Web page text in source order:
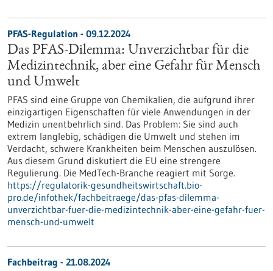
PFAS-Regulation - 09.12.2024
Das PFAS-Dilemma: Unverzichtbar für die
Medizintechnik, aber eine Gefahr für Mensch
und Umwelt
PFAS sind eine Gruppe von Chemikalien, die aufgrund ihrer
einzigartigen Eigenschaften für viele Anwendungen in der
Medizin unentbehrlich sind. Das Problem: Sie sind auch
extrem langlebig, schädigen die Umwelt und stehen im
Verdacht, schwere Krankheiten beim Menschen auszulösen.
Aus diesem Grund diskutiert die EU eine strengere
Regulierung. Die MedTech-Branche reagiert mit Sorge.
https://regulatorik-gesundheitswirtschaft.bio-
pro.de/infothek/fachbeitraege/das-pfas-dilemma-
unverzichtbar-fuer-die-medizintechnik-aber-eine-gefahr-fuer-
mensch-und-umwelt
Fachbeitrag - 21.08.2024